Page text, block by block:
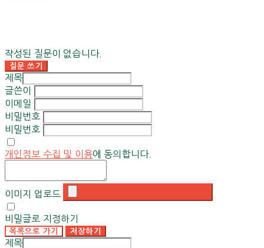
작성된 질문이 없습니다.
질문 쓰기
제목
글쓴이
이메일
비밀번호
비밀번호
개인정보 수집 및 이용에 동의합니다.
이미지 업로드
비밀글로 지정하기
목록으로 가기 저장하기
제목